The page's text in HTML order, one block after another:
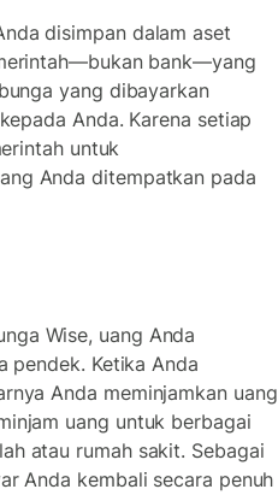
disimpan dalam aset
bank—yang
yang dibayarkan
Anda. Karena setiap
untuk
Anda ditempatkan pada
Wise, uang Anda
pendek. Ketika Anda
Anda meminjamkan uang
uang untuk berbagai
atau rumah sakit. Sebagai
Anda kembali secara penuh